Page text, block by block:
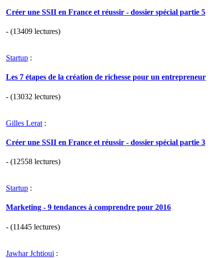
Créer une SSII en France et réussir - dossier spécial partie 5
- (13409 lectures)
Startup :
Les 7 étapes de la création de richesse pour un entrepreneur
- (13032 lectures)
Gilles Lerat :
Créer une SSII en France et réussir - dossier spécial partie 3
- (12558 lectures)
Startup :
Marketing - 9 tendances à comprendre pour 2016
- (11445 lectures)
Jawhar Jchtioui :